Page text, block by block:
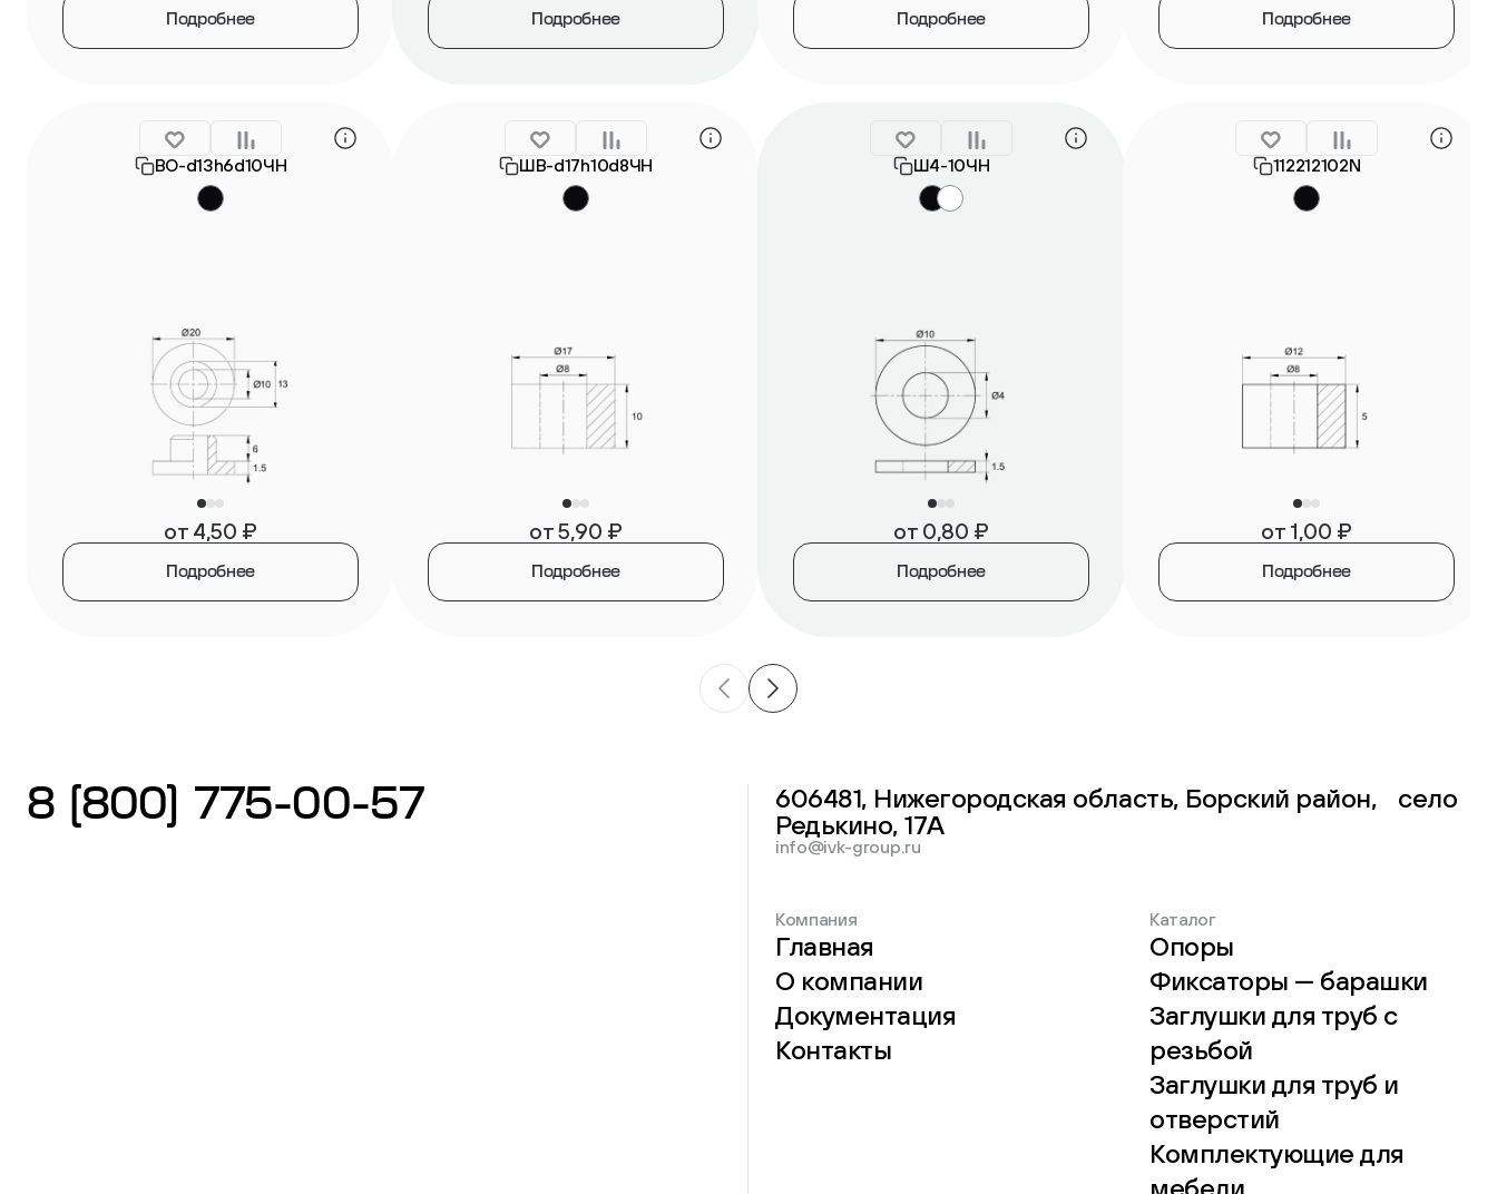
Подробнее Подробнее Подробнее Подробнее
ВО-d13h6d10ЧН
от 4,50 ₽
Подробнее
ШВ-d17h10d8ЧН
от5,90 ₽
Подробнее
Ш4-10ЧН
от 0,80 ₽
Подробнее
112212102N
от 1,00 ₽
Подробнее
8 (800) 775-00-57
606481, Нижегородская область, Борский район, село
Редькино, 17А
info@ivk-group.ru
Компания
Главная
О компании
Документация
Контакты
Каталог
Опоры
Фиксаторы — барашки
Заглушки для труб с
резьбой
Заглушки для труб и
отверстий
Комплектующие для
мебели